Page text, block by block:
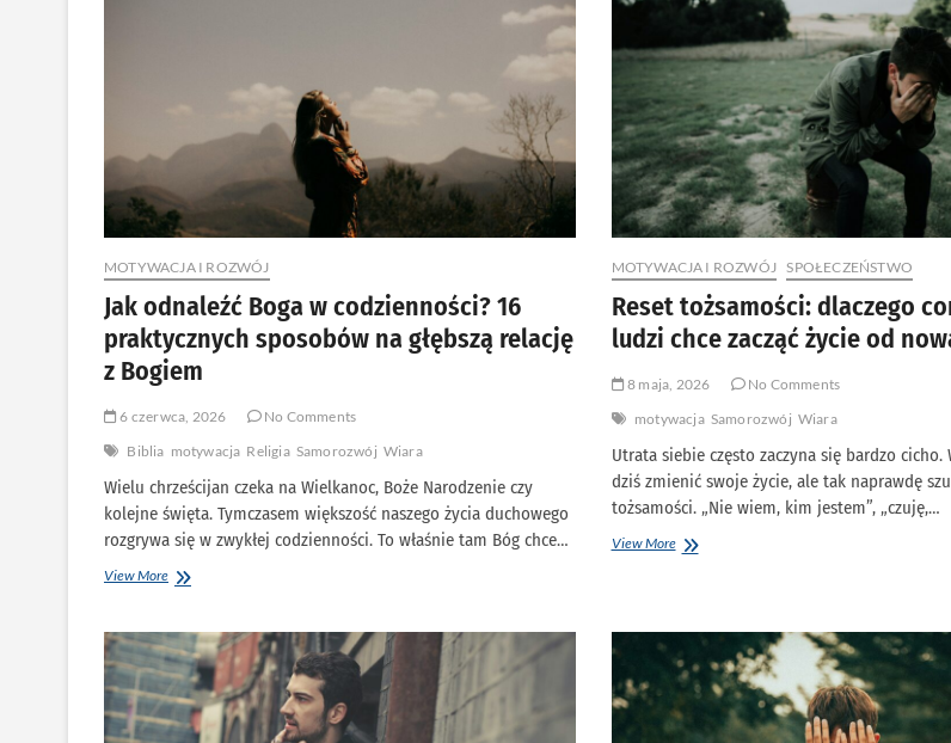
ciągłego
Zacznij
zbadania
swojego
serca
MOTYWACJA I ROZWÓJ
Jak odnaleźć Boga w codzienności? 16
praktycznych sposobów na głębszą relację
z Bogiem
6 czerwca, 2026
No Comments
Biblia motywacja Religia Samorozwój Wiara
Wielu chrześcijan czeka na Wielkanoc, Boże Narodzenie czy
kolejne święta. Tymczasem większość naszego życia duchowego
rozgrywa się w zwykłej codzienności. To właśnie tam Bóg chce…
View MoreJak
w
codzienności?
16
praktycznych
sposobów
MOTYWACJA I ROZWÓJ SPOŁECZEŃSTWO
Reset tożsamości: dlaczego
ludzi chce zacząć życie od
8 maja, 2026
No Comments
motywacja Samorozwój Wiara
Utrata siebie często zaczyna się bardzo cicho.
dziś zmienić swoje życie, ale tak naprawdę
tożsamości. „Nie wiem, kim jestem”, „czuję,…
View MoreReset
chce
zacząć
życie
od